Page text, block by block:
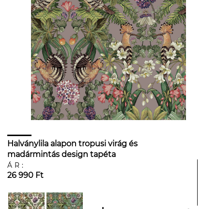
Halványlila alapon tropusi virág és
madármintás design tapéta
ÁR:
26 990 Ft